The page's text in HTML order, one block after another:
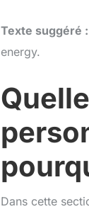
Texte suggéré :
energy.
Dans cette